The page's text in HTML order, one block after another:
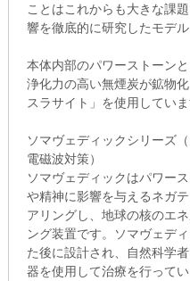
ことはこれからも大きな課
響を徹底的に研究したモデル
本体内部のパワーストーン
浄化力の高い無煙炭が鉱物
スラサイト」を使用していま
ソマヴェディックシリーズ
電磁波対策）
ソマヴェディックはパワー
や精神に影響を与えるネガ
アリングし、地球の核のエ
ング装置です。ソマヴェデ
た後に設計され、自然科学
器を使用して治療を行って